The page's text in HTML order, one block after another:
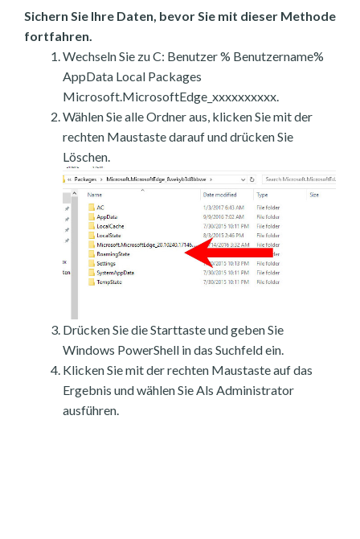
Sichern Sie Ihre Daten, bevor Sie mit dieser Methode
fortfahren.
Wechseln Sie zu C: Benutzer % Benutzername%
AppData Local Packages
Microsoft.MicrosoftEdge_xxxxxxxxxx.
Wählen Sie alle Ordner aus, klicken Sie mit der
rechten Maustaste darauf und drücken Sie
Löschen.
Drücken Sie die Starttaste und geben Sie
Windows PowerShell in das Suchfeld ein.
Klicken Sie mit der rechten Maustaste auf das
Ergebnis und wählen Sie Als Administrator
ausführen.